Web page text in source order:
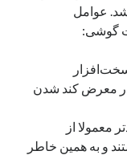
عوامل
گوشی:
معرض کند شدن
معمولا از
و به همین خاطر